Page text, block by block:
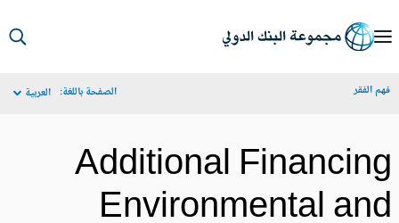
الفقر الصفحة باللغة: العربية
Additional
Environmental